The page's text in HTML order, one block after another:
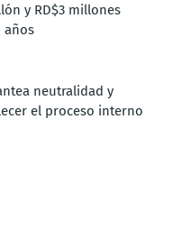
y RD$3 millones
años
neutralidad y
el proceso interno